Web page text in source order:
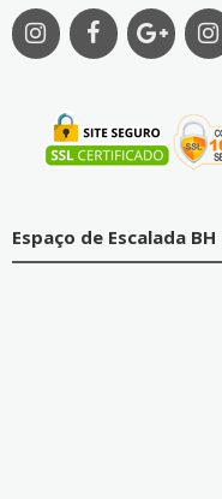
Espaço de Escalada